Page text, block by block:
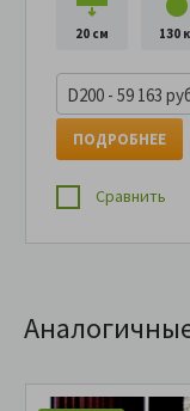
20 см 130
D200 - 59 163
ПОДРОБНЕЕ
Сравнить